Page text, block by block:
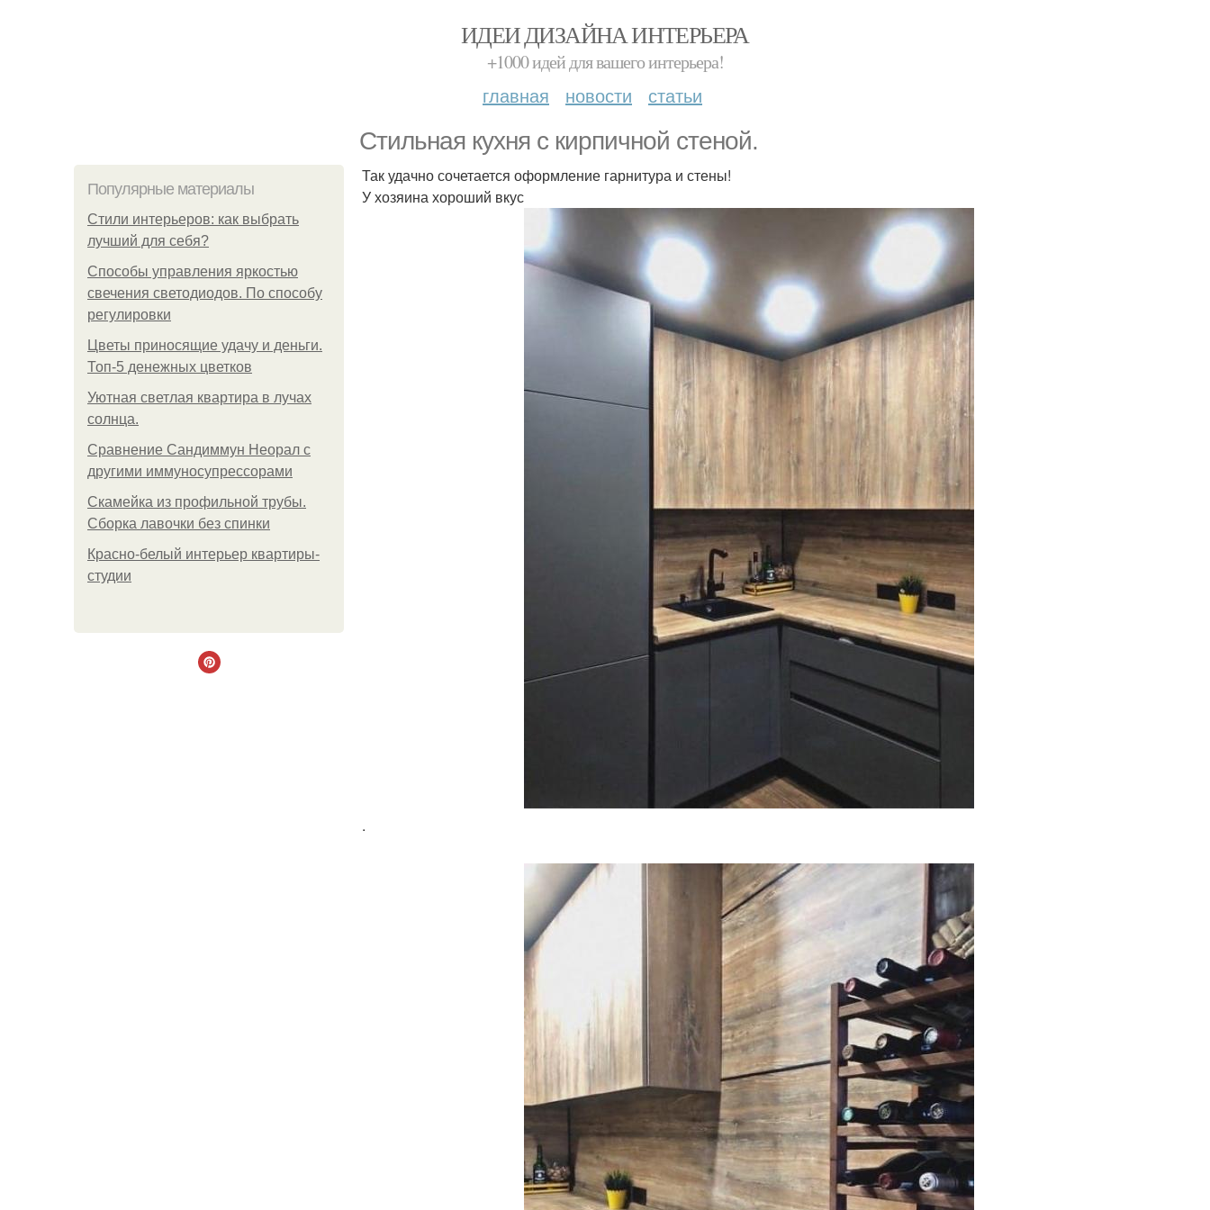
ИДЕИ ДИЗАЙНА ИНТЕРЬЕРА
+1000 идей для вашего интерьера!
главная новости статьи
Стильная кухня с кирпичной стеной.
Популярные материалы
Стили интерьеров: как выбрать
лучший для себя?
Способы управления яркостью
свечения светодиодов. По способу
регулировки
Цветы приносящие удачу и деньги.
Топ-5 денежных цветков
Уютная светлая квартира в лучах
солнца.
Сравнение Сандиммун Неорал с
другими иммуносупрессорами
Скамейка из профильной трубы.
Сборка лавочки без спинки
Красно-белый интерьер квартиры-
студии
Так удачно сочетается оформление гарнитура и стены!
У хозяина хороший вкус
.